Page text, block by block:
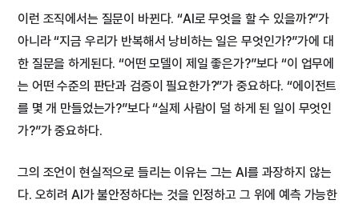
이런 조직에서는 질문이 바뀐다. “AI로 무엇을 할 수 있을까?”가
아니라 “지금 우리가 반복해서 낭비하는 일은 무엇인가?”가에 대
한 질문을 하게된다. “어떤 모델이 제일 좋은가?”보다 “이 업무에
는 어떤 수준의 판단과 검증이 필요한가?”가 중요하다. “에이전트
를 몇 개 만들었는가?”보다 “실제 사람이 덜 하게 된 일이 무엇인
가?”가 중요하다.
그의 조언이 현실적으로 들리는 이유는 그는 AI를 과장하지 않는
다. 오히려 AI가 불안정하다는 것을 인정하고 그 위에 예측 가능한